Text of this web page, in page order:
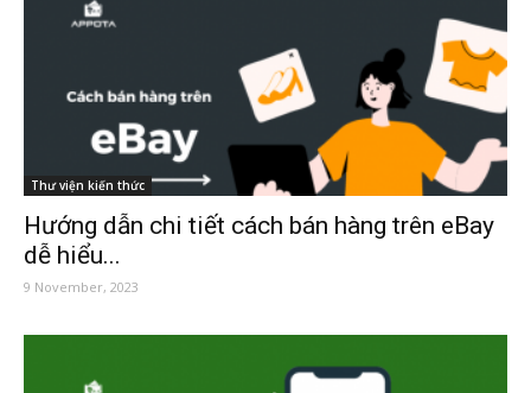
Thư viện kiến thức
Hướng dẫn chi tiết cách bán hàng trên eBay
dễ hiểu...
9 November, 2023